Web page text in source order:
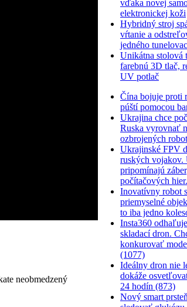
neobmedzený
vďaka novej
elektronickej koži
Hybridný stroj
vŕtanie a
jedného
Unikátna stolová
farebnú 3D tlač,
UV potlač
Čína bojuje proti
púští pomocou
Ukrajina chce
Ruska vyrovnať
ozbrojených
Ukrajinské FPV
ruských vojakov.
pripomínajú
počítačových
Inovatívny robot
priemyselné
to iba jedno
Insta360
skladací dron.
konkurovať
(1077)
Ideálny dron nie
dokáže
24 hodín (873)
Nový smart